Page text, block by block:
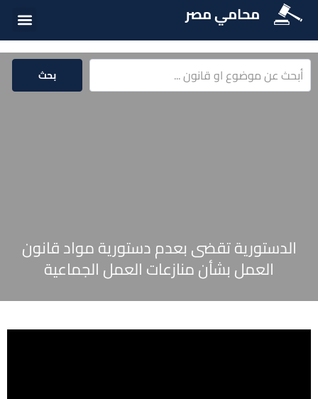
محامي مصر
بحث
الدستورية تقضى بعدم دستورية مواد قانون
العمل بشأن منازعات العمل الجماعية